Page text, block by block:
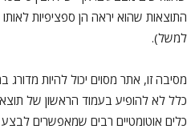
התוצאות שהוא יראה הן ספציפיות לאותו
למשל).
מסיבה זו, אתר מסוים יכול להיות מדורג
כלל לא להופיע בעמוד הראשון של
כלים אוטומטיים רבים שמאפשרים